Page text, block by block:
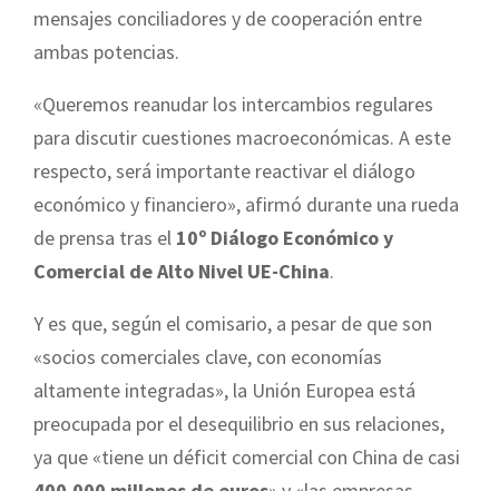
mensajes conciliadores y de cooperación entre
ambas potencias.
«Queremos reanudar los intercambios regulares
para discutir cuestiones macroeconómicas. A este
respecto, será importante reactivar el diálogo
económico y financiero», afirmó durante una rueda
de prensa tras el 10º Diálogo Económico y
Comercial de Alto Nivel UE-China.
Y es que, según el comisario, a pesar de que son
«socios comerciales clave, con economías
altamente integradas», la Unión Europea está
preocupada por el desequilibrio en sus relaciones,
ya que «tiene un déficit comercial con China de casi